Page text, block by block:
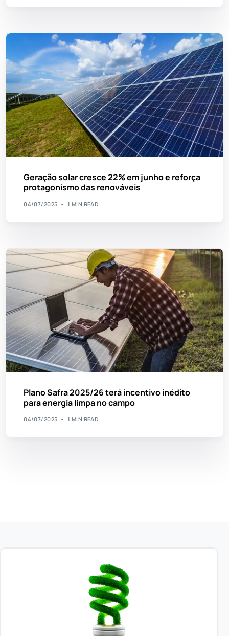
Geração solar cresce 22% em junho e reforça
protagonismo das renováveis
04/07/2025 1 MIN READ
Plano Safra 2025/26 terá incentivo inédito
para energia limpa no campo
04/07/2025 1 MIN READ